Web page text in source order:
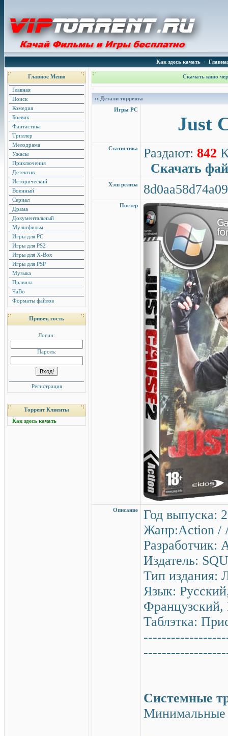
Как здесь качать•
Главное Меню
Главная
Поиск
Комедия
Боевик
Фантастика
Триллер
Мелодрама
Ужасы
Приключения
Детектив
Исторический
Военный
Сериал
Драма
Документальный
Мультфильм
Игры для PC
Игры для PS2
Игры для X-Box
Игры для PSP
Музыка
Правила
ЧаВо
Форматы файлов
Привет, гость
Логин:
Пароль:
Регистрация
Торрент Клиенты
Как здесь качать
Скачать кино
:: Детали торрента
Игры PC
Just
Статистика Раздают: 842
Скачать
Хэш релиза
Постер
Описание
Год выпуска:
Жанр:Action /
Разработчик:
Издатель:
Тип издания:
Язык:
Французский,
Таблэтка:
Системные
Минимальные